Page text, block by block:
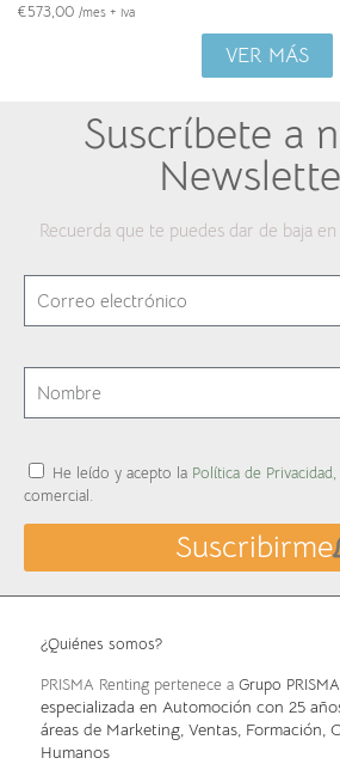
€573,00 /mes + iva
VER MÁS
Suscríbete a
Recuerda que te puedes dar de baja
He leído y acepto la Política de Privacidad,
comercial.
Suscribirme
¿Quiénes somos?
PRISMA Renting pertenece a Grupo PRISMA
especializada en Automoción con 25
áreas de Marketing, Ventas, Formación,
Humanos